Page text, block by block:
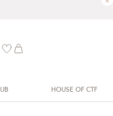
HOUSE OF CTF